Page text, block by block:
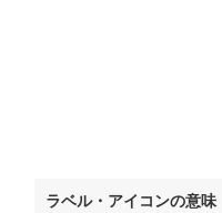
ラベル・アイコンの意味